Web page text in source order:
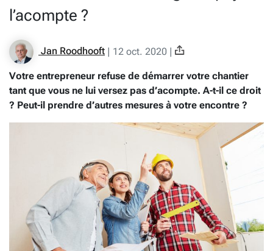
l’acompte ?
Jan Roodhooft | 12 oct. 2020 |
Votre entrepreneur refuse de démarrer votre chantier
tant que vous ne lui versez pas d’acompte. A-t-il ce droit
? Peut-il prendre d’autres mesures à votre encontre ?